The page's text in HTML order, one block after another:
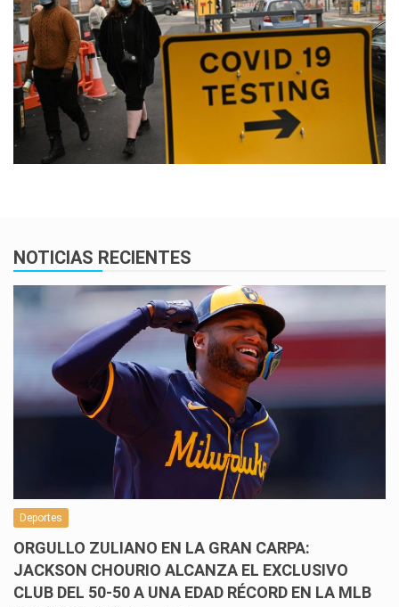
NOTICIAS RECIENTES
Deportes
ORGULLO ZULIANO EN LA GRAN CARPA:
JACKSON CHOURIO ALCANZA EL EXCLUSIVO
CLUB DEL 50-50 A UNA EDAD RÉCORD EN LA MLB